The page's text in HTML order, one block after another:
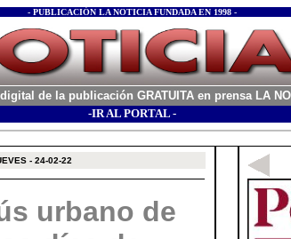
- PUBLICACIÓN LA NOTICIA FUNDADA EN 1998 -
de la publicación GRATUITA en prensa LA
-IR AL PORTAL -
- 24-02-22
urbano de